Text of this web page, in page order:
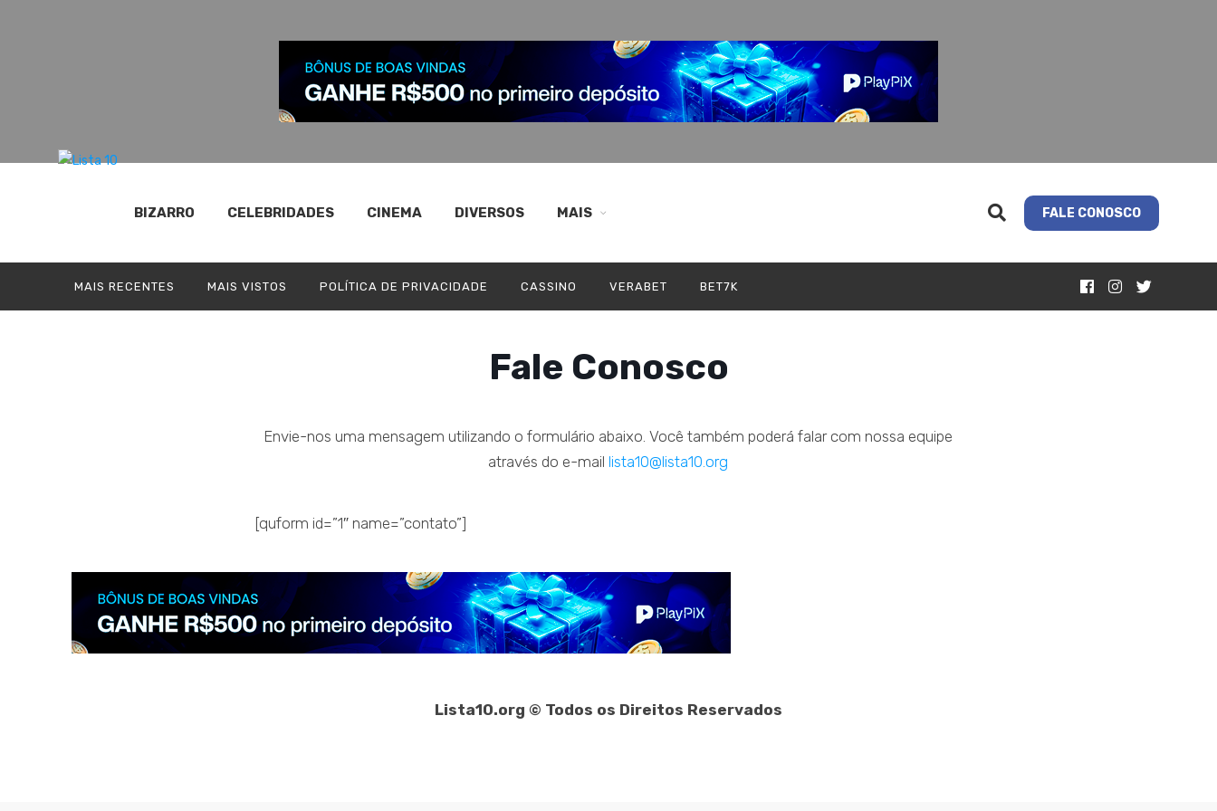
BIZARRO CELEBRIDADES CINEMA DIVERSOS MAIS FALE CONOSCO
MAIS RECENTES MAIS VISTOS POLÍTICA DE PRIVACIDADE CASSINO VERABET BET7K
Fale Conosco
Envie-nos uma mensagem utilizando o formulário abaixo. Você também poderá falar com nossa equipe
através do e-maillista10@lista10.org
[quform id=”1″ name=”contato”]
Lista10.org © Todos os Direitos Reservados